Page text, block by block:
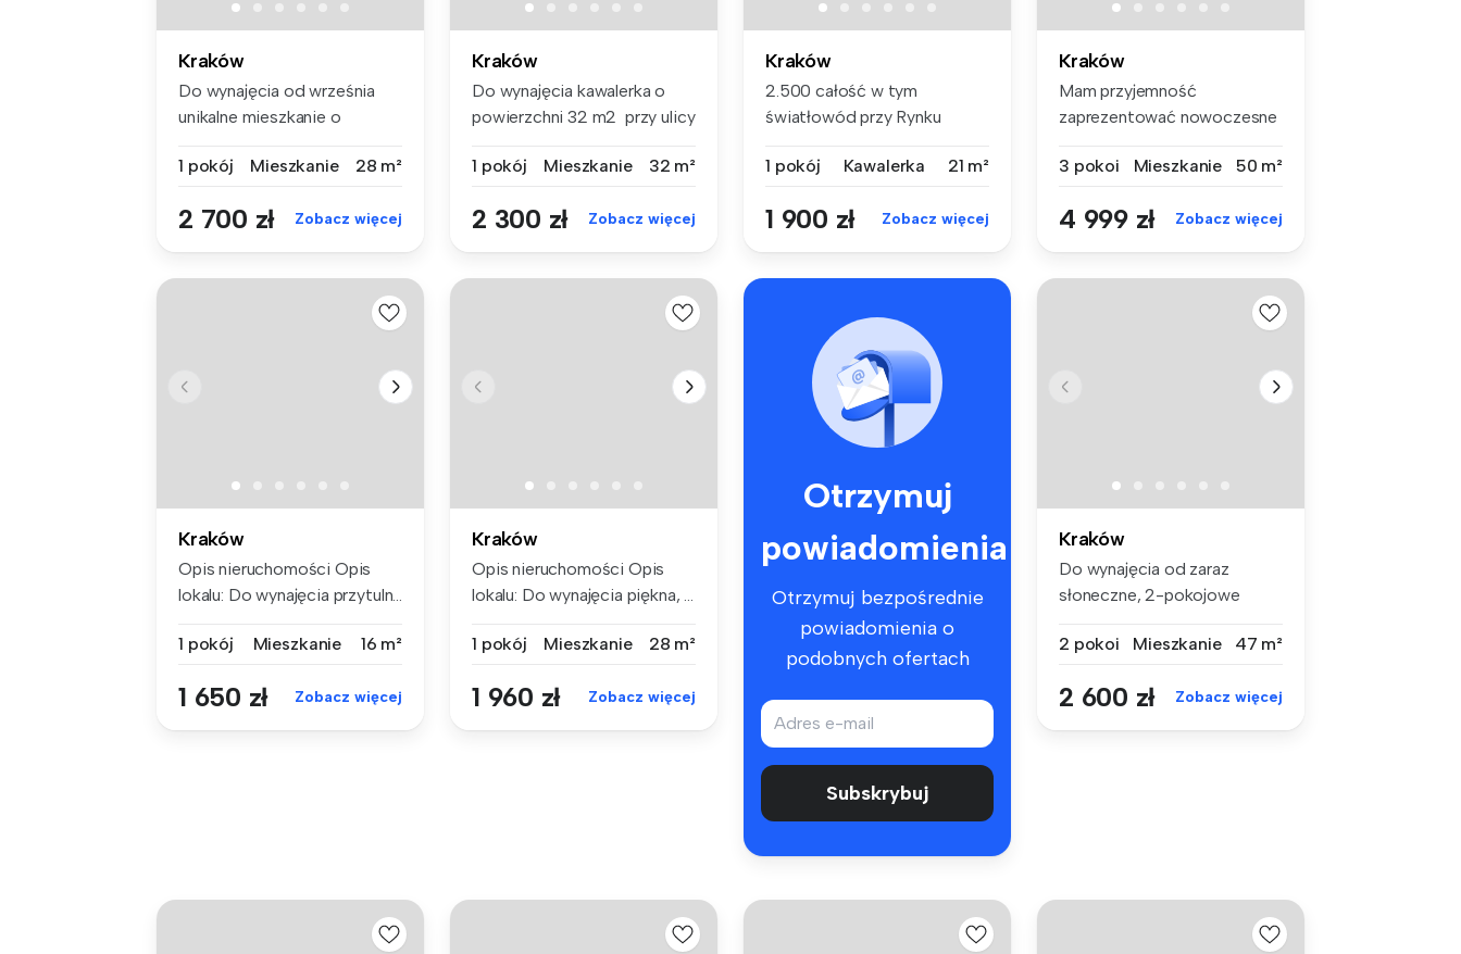
Kraków
Do wynajęcia od września
unikalne mieszkanie o
1 pokój
Mieszkanie 28 m²
2 700 zł Zobacz więcej
Kraków
Do wynajęcia kawalerka o
powierzchni 32 m2 przy ulicy
1 pokój
Mieszkanie 32 m²
2 300 zł Zobacz więcej
Kraków
2.500 całość w tym
światłowód przy Rynku
1 pokój
Kawalerka 21 m²
1 900 zł Zobacz więcej
Kraków
Mam przyjemność
zaprezentować nowoczesne
3 pokoi
Mieszkanie 50 m²
4 999 zł Zobacz więcej
Kraków
Opis nieruchomości Opis
lokalu: Do wynajęcia przytuln...
1 pokój Mieszkanie 16 m²
1 650 zł Zobacz więcej
Kraków
Opis nieruchomości Opis
lokalu: Do wynajęcia piękna, ...
1 pokój Mieszkanie 28 m²
1 960 zł Zobacz więcej
Otrzymuj
powiadomienia
Otrzymuj bezpośrednie
powiadomienia o
podobnych ofertach
Subskrybuj
Kraków
Do wynajęcia od zaraz
słoneczne, 2-pokojowe
2 pokoi
Mieszkanie 47 m²
2 600 zł Zobacz więcej